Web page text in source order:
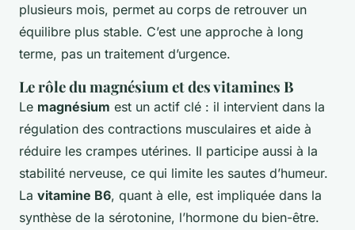
plusieurs mois, permet au corps de retrouver un
équilibre plus stable. C’est une approche à long
terme, pas un traitement d’urgence.
Le rôle du magnésium et des vitamines B
Le magnésium est un actif clé : il intervient dans la
régulation des contractions musculaires et aide à
réduire les crampes utérines. Il participe aussi à la
stabilité nerveuse, ce qui limite les sautes d’humeur.
La vitamine B6, quant à elle, est impliquée dans la
synthèse de la sérotonine, l’hormone du bien-être.